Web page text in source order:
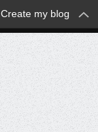
Create my blog